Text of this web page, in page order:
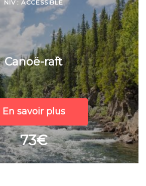
NIV : ACCESSIBLE
Canoë-raft
En savoir plus
73€